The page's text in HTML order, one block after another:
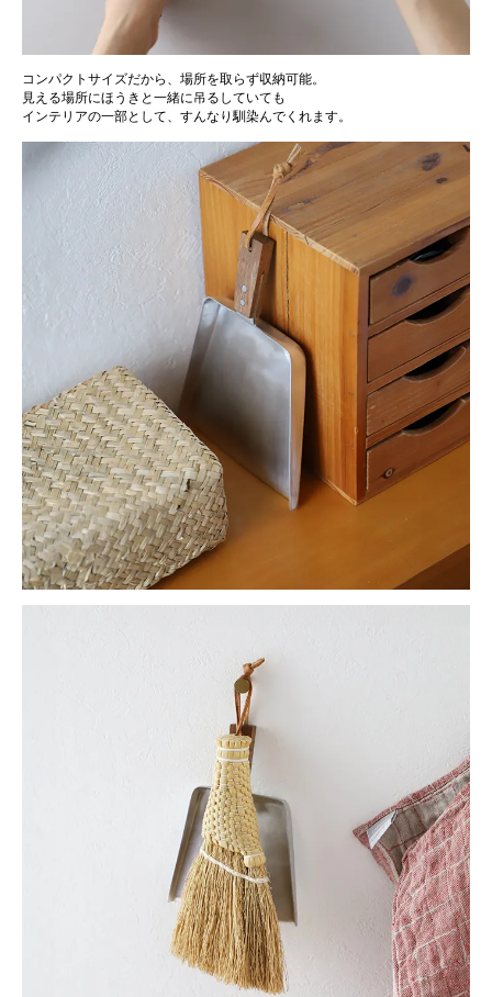
コンパクトサイズだから、場所を取らず収納可能。
見える場所にほうきと一緒に吊るしていても
インテリアの一部として、すんなり馴染んでくれます。